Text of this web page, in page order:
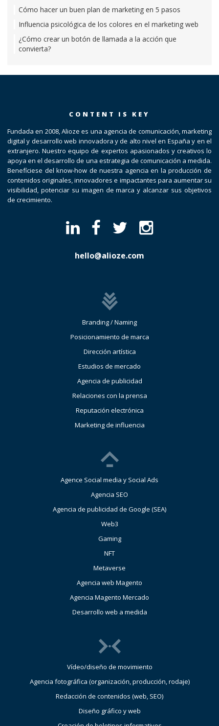
Cómo hacer un buen plan de marketing en 5 pasos
Influencia psicológica de los colores en el marketing web
¿Cómo crear un botón de llamada a la acción que
convierta?
CONTENT IS KEY
Fundada en 2008, Alioze es una agencia de comunicación, marketing
digital y desarrollo web innovadora y de alto nivel en España y en el
extranjero. Nuestro equipo de expertos apasionados y creativos lo
apoya en el desarrollo de una estrategia de comunicación a medida.
Benefíciese del know-how de nuestra agencia en la producción de
contenidos originales, innovadores e impactantes para aumentar su
visibilidad, potenciar su imagen de marca y alcanzar sus objetivos
de crecimiento.
hello@alioze.com
Branding / Naming
Posicionamiento de marca
Dirección artística
Estudios de mercado
Agencia de publicidad
Relaciones con la prensa
Reputación electrónica
Marketing de influencia
Agence Social media y Social Ads
Agencia SEO
Agencia de publicidad de Google (SEA)
Web3
Gaming
NFT
Metaverse
Agencia web Magento
Agencia Magento Mercado
Desarrollo web a medida
Vídeo/diseño de movimiento
Agencia fotográfica (organización, producción, rodaje)
Redacción de contenidos (web, SEO)
Diseño gráfico y web